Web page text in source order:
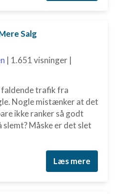
Salg
| 1.651 visninger |
faldende trafik fra
Nogle mistænker at det
ikke ranker så godt
slemt? Måske er det slet
Læs mere